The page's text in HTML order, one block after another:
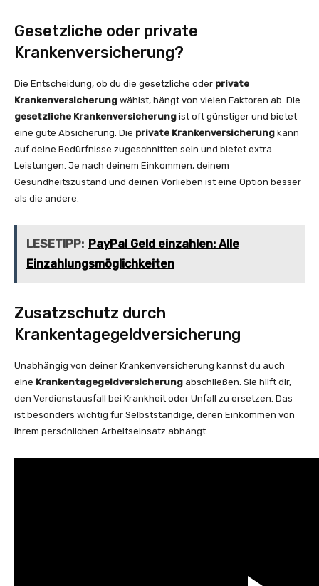
Gesetzliche oder private
Krankenversicherung?
Die Entscheidung, ob du die gesetzliche oder private
Krankenversicherung wählst, hängt von vielen Faktoren ab. Die
gesetzliche Krankenversicherung ist oft günstiger und bietet
eine gute Absicherung. Die private Krankenversicherung kann
auf deine Bedürfnisse zugeschnitten sein und bietet extra
Leistungen. Je nach deinem Einkommen, deinem
Gesundheitszustand und deinen Vorlieben ist eine Option besser
als die andere.
LESETIPP: PayPal Geld einzahlen: Alle
Einzahlungsmöglichkeiten
Zusatzschutz durch
Krankentagegeldversicherung
Unabhängig von deiner Krankenversicherung kannst du auch
eine Krankentagegeldversicherung abschließen. Sie hilft dir,
den Verdienstausfall bei Krankheit oder Unfall zu ersetzen. Das
ist besonders wichtig für Selbstständige, deren Einkommen von
ihrem persönlichen Arbeitseinsatz abhängt.